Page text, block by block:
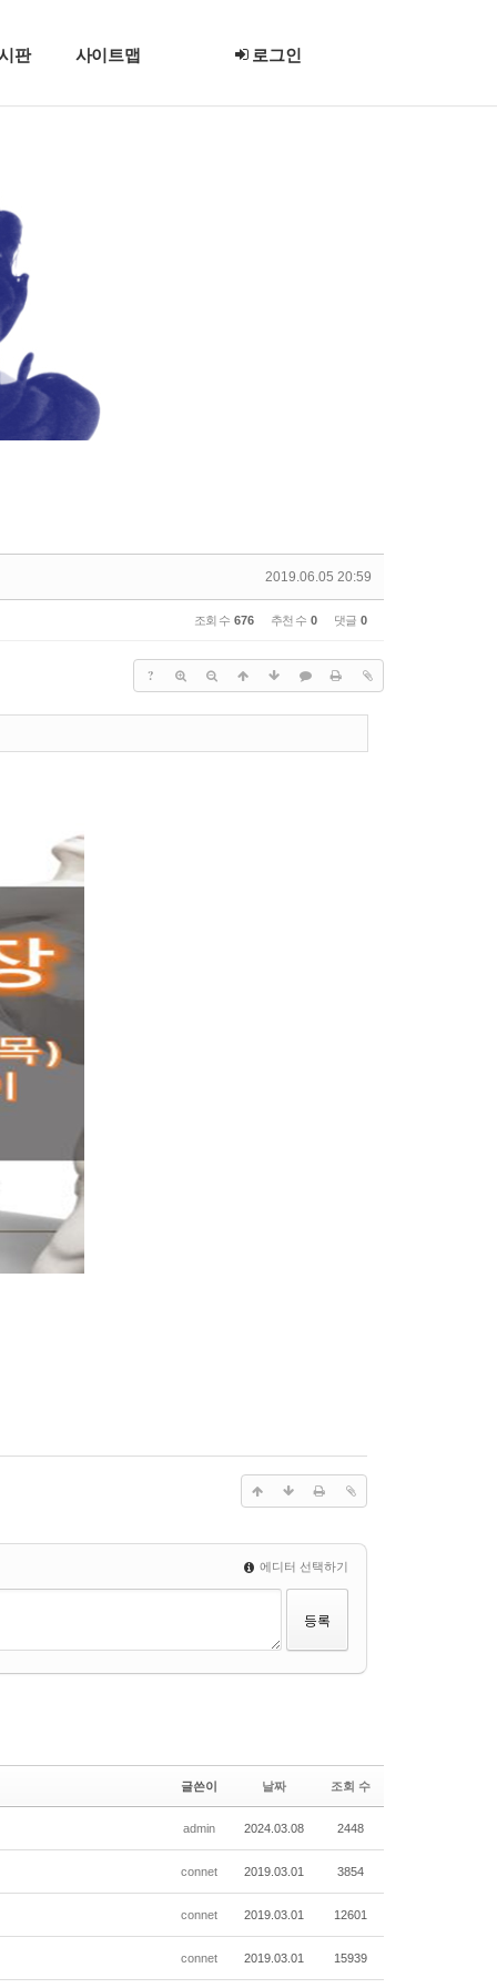
판 사이트맵 로그인
2019.06.05 20:59
조회 수 676 추천 수 0 댓글 0
?
에디터 선택하기
글쓴이 날짜 조회 수
admin 2024.03.08 2448
connet 2019.03.01 3854
connet 2019.03.01 12601
connet 2019.03.01 15939